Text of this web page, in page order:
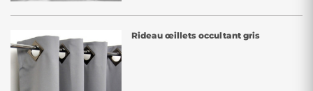
Rideau œillets occultant gris